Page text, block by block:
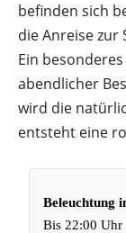
befinden sich
die Anreise
Ein
abendlicher
wird die
entsteht eine
Beleuchtung
Bis 22:00 Uhr